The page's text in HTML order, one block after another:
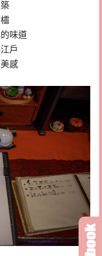
味道
戶
感